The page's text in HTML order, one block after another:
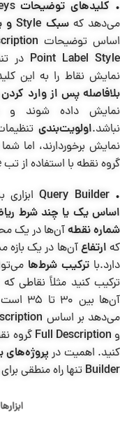
• کلیدهای توضیحات Description Keys
می‌دهد کهسبک Style و برچسب Label نقاط را به صورت خودکار
اساس توضیحات
Point Label Style در
نمایش نقاط را به این
بلافاصله پس از وارد
نمایش داده شوند و
نباشد.اولویت‌بندی
نمایش برخوردارند، اما
گروه نقطه با استفاده از تب Override بازنویسی Override کنید.
•
Query Builder ابزاری
اساس یک یا چند شرط
شماره نقطه
که ارتفاع
دارد.با ترکیب شرط‌ها
آن‌ها بین 30 تا 35 است .
می‌دهد بر اساس
و Full Description گروه
کنید. اهمیت در پروژه‌های
Builder تنها راه منطقی